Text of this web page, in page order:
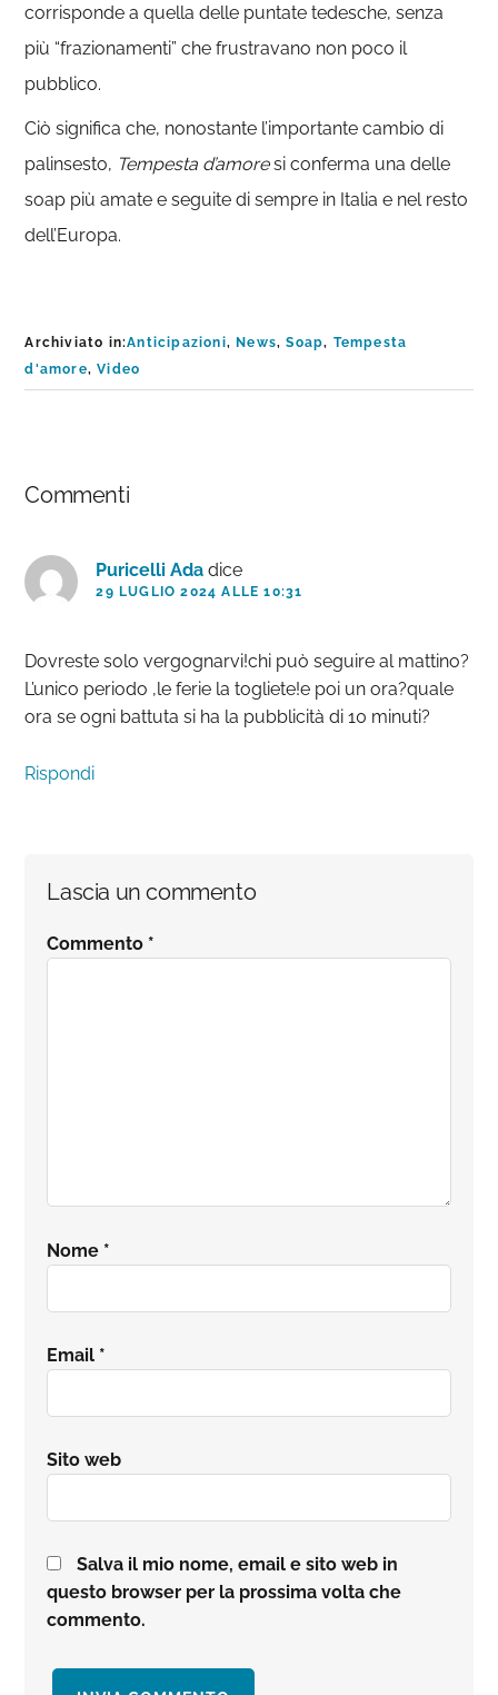
corrisponde a quella delle puntate tedesche, senza
più “frazionamenti” che frustravano non poco il
pubblico.
Ciò significa che, nonostante l’importante cambio di
palinsesto, Tempesta d’amoresi conferma una delle
soap più amate e seguite di sempre in Italia e nel resto
dell’Europa.
Archiviato in:Anticipazioni,News,Soap, Tempesta
d'amore,Video
del
lettore
Commenti
Puricelli Ada dice
29 LUGLIO 2024 ALLE 10:31
Dovreste solo vergognarvi!chi può seguire al mattino?
L’unico periodo ,le ferie la togliete!e poi un ora?quale
ora se ogni battuta si ha la pubblicità di 10 minuti?
Rispondi
Lascia un commento
Commento *
Nome *
Email *
Sito web
Salva il mio nome, email e sito web in
questo browser per la prossima volta che
commento.